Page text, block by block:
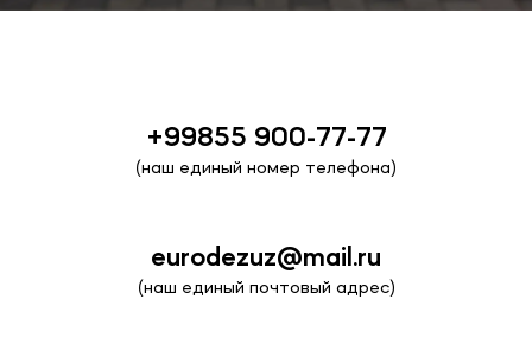
+99855 900-77-77
(наш единый номер телефона)
eurodezuz@mail.ru
(наш единый почтовый адрес)